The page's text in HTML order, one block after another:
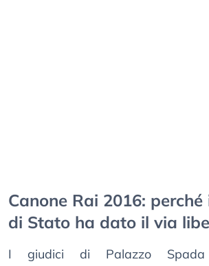
Canone Rai 2016:
di Stato ha dato il via
I giudici di Palazzo